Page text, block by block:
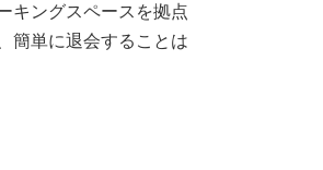
キングスペースを拠点
簡単に退会することは